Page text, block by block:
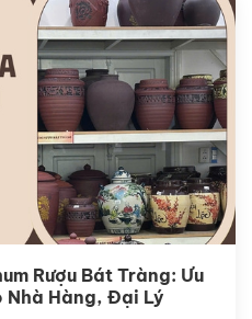
Rượu Bát Tràng: Ưu
Nhà Hàng, Đại Lý